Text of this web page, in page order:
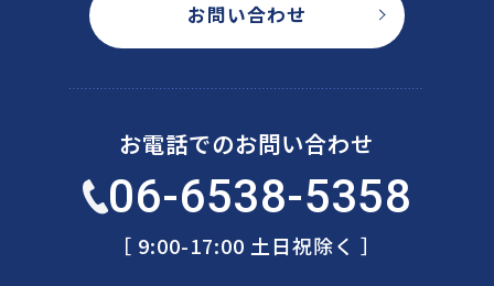
お問い合わせ
お電話でのお問い合わせ
06-6538-5358
［ 9:00-17:00 土日祝除く ］